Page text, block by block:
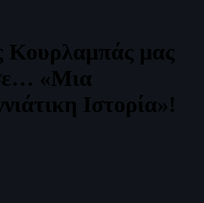
μας
«Μια
Ιστορία»!